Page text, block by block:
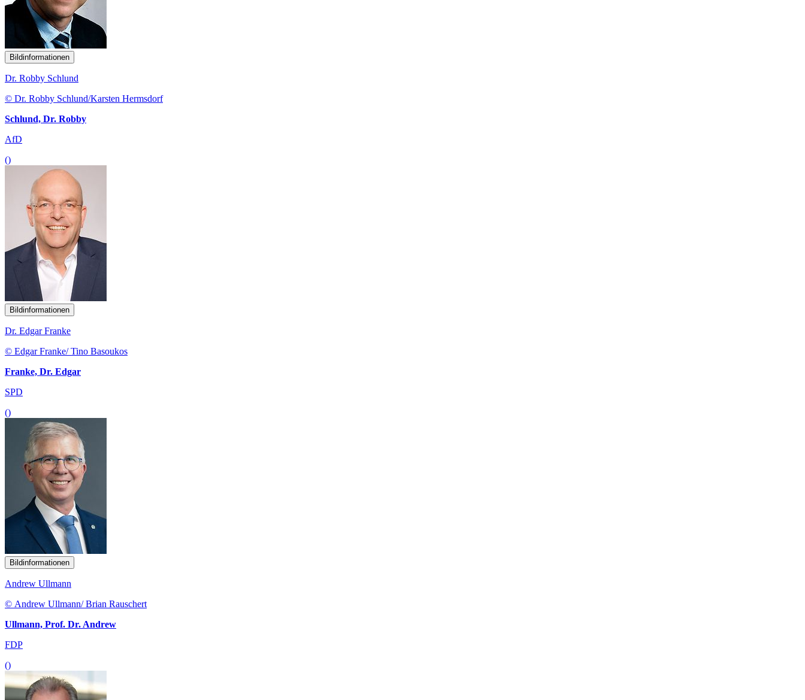
Bildinformationen
Dr. Robby Schlund
© Dr. Robby Schlund/Karsten Hermsdorf
Schlund, Dr. Robby
AfD
()
Bildinformationen
Dr. Edgar Franke
© Edgar Franke/ Tino Basoukos
Franke, Dr. Edgar
SPD
()
Bildinformationen
Andrew Ullmann
© Andrew Ullmann/ Brian Rauschert
Ullmann, Prof. Dr. Andrew
FDP
()